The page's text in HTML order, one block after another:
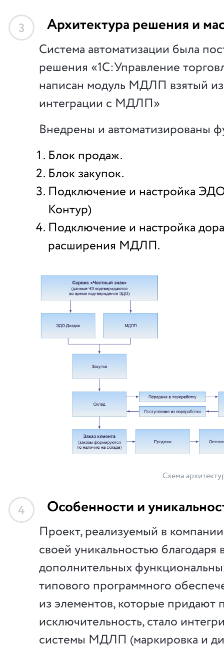
3 Архитектура решения и
Система автоматизации была
решения «1С:Управление
написан модуль МДЛП взятый
интеграции с МДЛП»
Внедрены и автоматизированы
Блок продаж.
Блок закупок.
Подключение и настройка
Контур)
Подключение и настройка
расширения МДЛП.
Схема
4 Особенности и
Проект, реализуемый в
своей уникальностью
дополнительных
типового программного
из элементов, которые придают
исключительность, стало
системы МДЛП (маркировка и